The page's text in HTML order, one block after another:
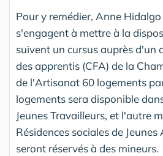
Pour y remédier, Anne
s'engagent à mettre à la
suivent un cursus auprès d'un
des apprentis (CFA) de la
de l'Artisanat 60 logements
logements sera disponible
Jeunes Travailleurs, et l'autre
Résidences sociales de
seront réservés à des mineurs.